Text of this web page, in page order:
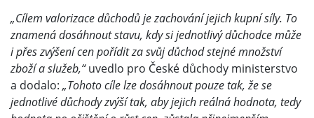
„Cílem valorizace důchodů je zachování jejich kupní síly. To
znamená dosáhnout stavu, kdy si jednotlivý důchodce může
i přes zvýšení cen pořídit za svůj důchod stejné množství
zboží a služeb,“uvedlo pro České důchody ministerstvo
a dodalo: „Tohoto cíle lze dosáhnout pouze tak, že se
jednotlivé důchody zvýší tak, aby jejich reálná hodnota, tedy